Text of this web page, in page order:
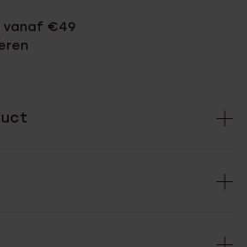
vanaf €49